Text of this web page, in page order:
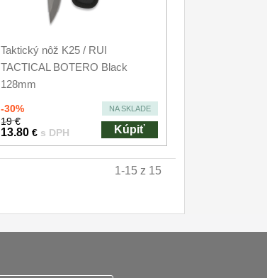
Taktický nôž K25 / RUI
TACTICAL BOTERO Black
128mm
-30% NA SKLADE
19 €
13.80 € s DPH Kúpiť
1-15 z 15